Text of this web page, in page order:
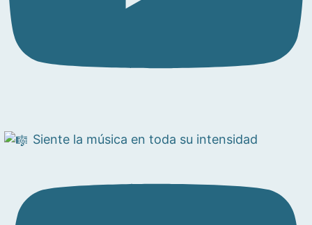
Siente la música en toda su intensidad